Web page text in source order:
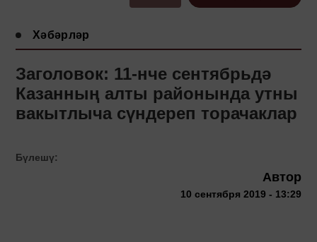
Хәбәрләр
Заголовок: 11-нче сентябрьдә
Казанның алты районында утны
вакытлыча сүндереп торачаклар
Бүлешү:
Автор
10 сентября 2019 - 13:29